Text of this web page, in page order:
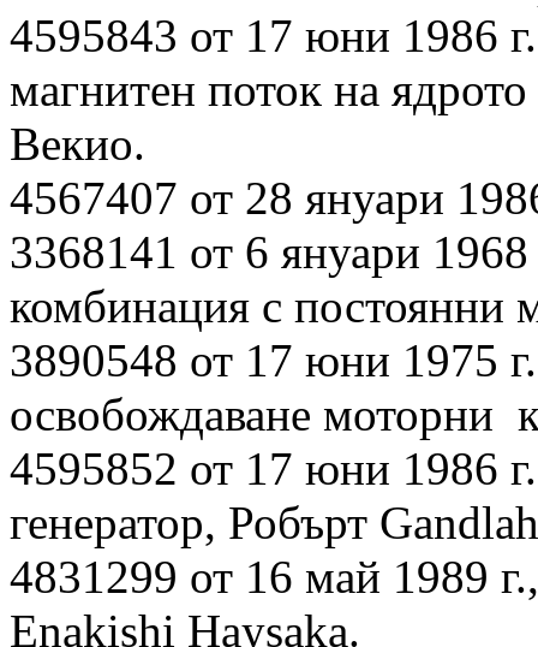
4595843 от 17 юни 1986
магнитен поток на
Векио.
4567407 от 28 януари
3368141 от 6 януари
комбинация с постоянни
3890548 от 17 юни 1975
освобождаване моторни
4595852 от 17 юни 1986
генератор, Робърт
4831299 от 16 май 1989
Enakishi Haysaka.